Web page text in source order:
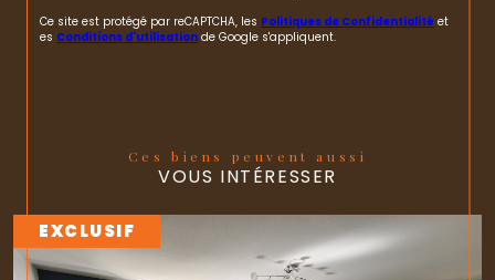
Ce site est protégé par reCAPTCHA, les Politiques de Confidentialité et
es Conditions d'utilisation de Google s'appliquent.
Ces biens peuvent aussi
VOUS INTÉRESSER
EXCLUSIF